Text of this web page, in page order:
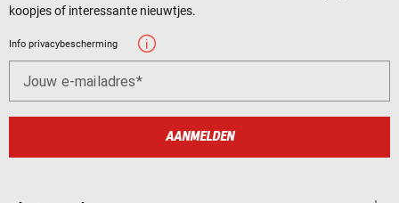
koopjes of interessante nieuwtjes.
Info privacybescherming
Jouw e-mailadres
AANMELDEN